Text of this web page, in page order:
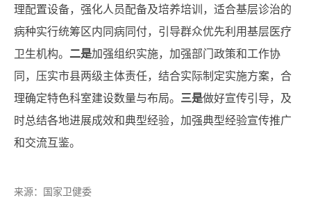
理配置设备，强化人员配备及培养培训，适合基层诊治的
病种实行统筹区内同病同付，引导群众优先利用基层医疗
卫生机构。 二是加强组织实施，加强部门政策和工作协
同，压实市县两级主体责任，结合实际制定实施方案，合
理确定特色科室建设数量与布局。 三是做好宣传引导，及
时总结各地进展成效和典型经验，加强典型经验宣传推广
和交流互鉴。
来源： 国家卫健委